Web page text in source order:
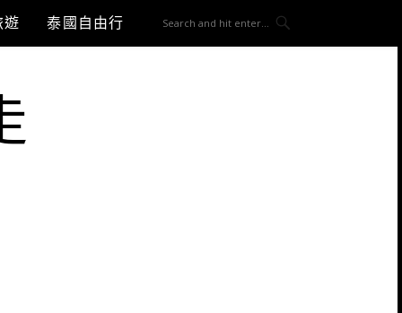
遊 泰國自由行